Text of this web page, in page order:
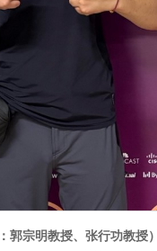
郭宗明教授、张行功教授